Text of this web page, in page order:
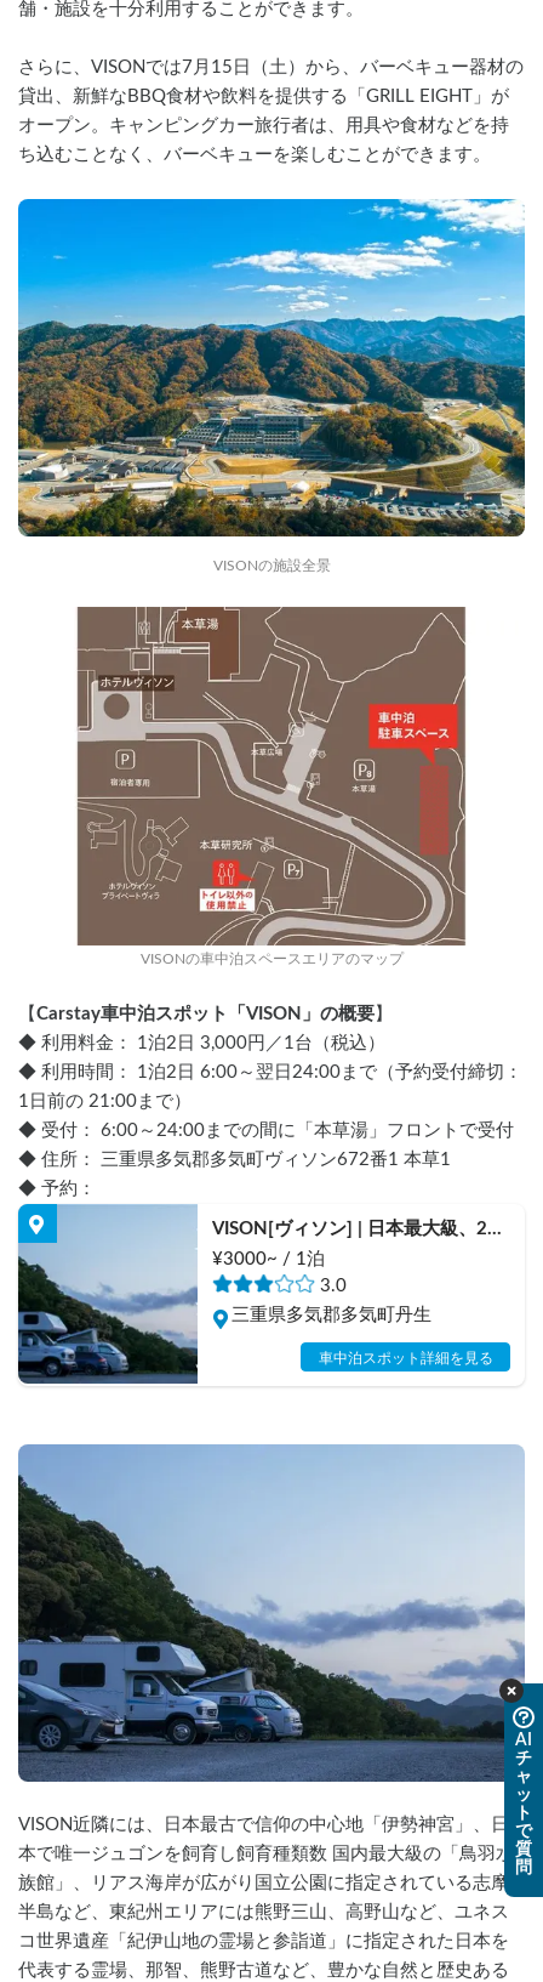
舗・施設を十分利用することができます。
さらに、VISONでは7月15日（土）から、バーベキュー器材の
貸出、新鮮なBBQ食材や飲料を提供する「GRILL EIGHT」が
オープン。キャンピングカー旅行者は、用具や食材などを持
ち込むことなく、バーベキューを楽しむことができます。
VISONの施設全景
VISONの車中泊スペースエリアのマップ
【 Carstay車中泊スポット「VISON」の概要 】
◆ 利用料金： 1泊2日 3,000円／1台（税込）
◆ 利用時間： 1泊2日 6:00～翌日24:00まで（予約受付締切：
1日前の 21:00まで）
◆ 受付： 6:00～24:00までの間に「本草湯」フロントで受付
◆ 住所： 三重県多気郡多気町ヴィソン672番1 本草1
◆ 予約：
VISON[ヴィソン] | 日本最大級、200
台の車中泊スポット/高速降りて3
分/薬草湯/産直市場/スウィーツ/有
名店多数/ペット大歓迎/伊勢神宮20
分/大阪より約2h/名古屋より約1.5h
¥3000~ / 1泊
3.0
三重県多気郡多気町丹生
車中泊スポット詳細を見る
VISON近隣には、日本最古で信仰の中心地「伊勢神宮」、日
本で唯一ジュゴンを飼育し飼育種類数 国内最大級の「鳥羽水
族館」、リアス海岸が広がり国立公園に指定されている志摩
半島など、東紀州エリアには熊野三山、高野山など、ユネス
コ世界遺産「紀伊山地の霊場と参詣道」に指定された日本を
代表する霊場、那智、熊野古道など、豊かな自然と歴史ある
AI
チ
ャ
ッ
ト
で
質
問